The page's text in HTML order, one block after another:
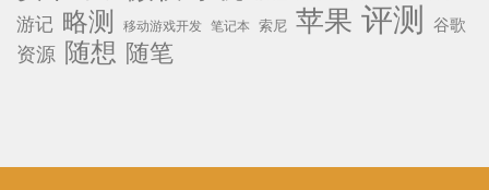
游记 略测 移动游戏开发 笔记本 索尼 苹果 评测 谷歌
资源 随想 随笔